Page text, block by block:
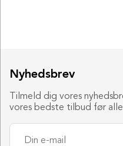
Nyhedsbrev
Tilmeld dig vores
vores bedste tilbud før alle